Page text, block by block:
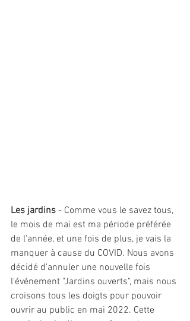
Les jardins - Comme vous le savez tous,
le mois de mai est ma période préférée
de l'année, et une fois de plus, je vais la
manquer à cause du COVID. Nous avons
décidé d'annuler une nouvelle fois
l'événement "Jardins ouverts", mais nous
croisons tous les doigts pour pouvoir
ouvrir au public en mai 2022. Cette